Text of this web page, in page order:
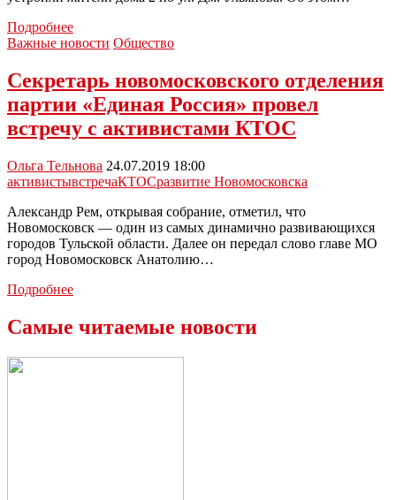
ПодробнееАктивисты
почистили
Воронки
Важные новости Общество
Секретарь новомосковского отделения
партии «Единая Россия» провел
встречу с активистами КТОС
Ольга Тельнова 24.07.2019 18:00
активистывстречаКТОСразвитие Новомосковска
Александр Рем, открывая собрание, отметил, что
Новомосковск — один из самых динамично развивающихся
городов Тульской области. Далее он передал слово главе МО
город Новомосковск Анатолию…
ПодробнееСекретарь
партии
Самые читаемые новости